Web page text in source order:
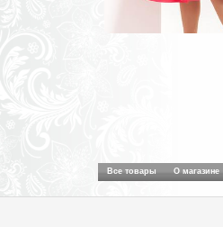
Все товары О магазине